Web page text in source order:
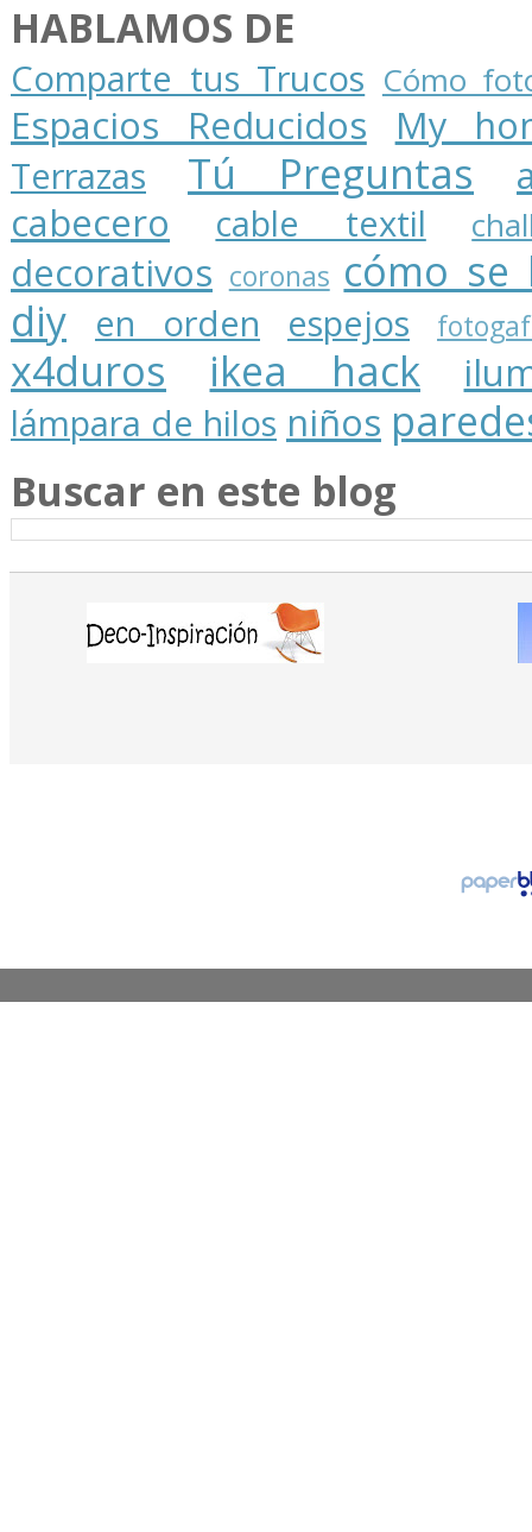
HABLAMOS DE
Comparte tus Trucos Cómo
Espacios Reducidos My
Terrazas Tú Preguntas
cabecero
cable textil
decorativos coronas cómo se
diy
en orden espejos
x4duros ikea hack
lámpara de hilos niños
Buscar en este blog